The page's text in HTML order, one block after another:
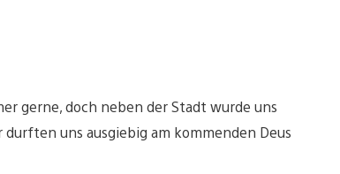
gerne, doch neben der Stadt wurde uns
uns ausgiebig am kommenden Deus